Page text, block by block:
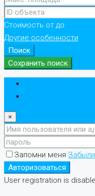
Стоимость от до
Другие особенности
Поиск
Сохранить поиск
×
Запомни меня
Авторизоваться
User registration is